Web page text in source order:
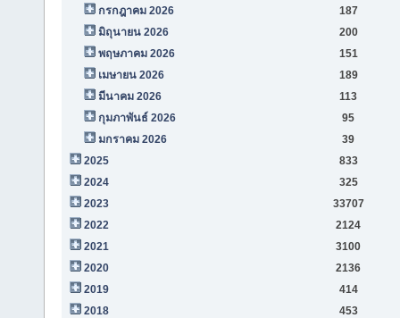
กรกฎาคม 2026
187
มิถุนายน 2026
200
พฤษภาคม 2026
151
เมษายน 2026
189
มีนาคม 2026
113
กุมภาพันธ์ 2026
95
มกราคม 2026
39
2025
833
2024
325
2023
33707
2022
2124
2021
3100
2020
2136
2019
414
2018
453